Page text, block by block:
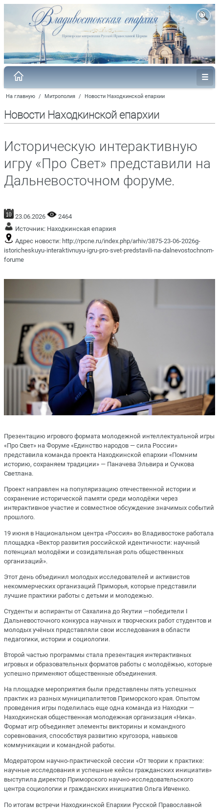
На главную / Митрополия / Новости Находкинской епархии
Новости Находкинской епархии
Историческую интерактивную
игру «Про Свет» представили на
Дальневосточном форуме.
23.06.2026
2464
Источник: Находкинская епархия
Адрес новости: http://rpcne.ru/index.php/arhiv/3875-23-06-2026g-
istoricheskuyu-interaktivnuyu-igru-pro-svet-predstavili-na-dalnevostochnom-
forume
Презентацию игрового формата молодежной интеллектуальной игры
«Про Свет» на Форуме «Единство народов — сила России»
представила команда проекта Находкинской епархии «Помним
историю, сохраняем традиции» — Паначева Эльвира и Сучкова
Светлана.
Проект направлен на популяризацию отечественной истории и
сохранение исторической памяти среди молодёжи через
интерактивное участие и совместное обсуждение значимых событий
прошлого.
19 июня в Национальном центра «Россия» во Владивостоке работала
площадка «Вектор развития российской идентичности: научный
потенциал молодёжи и созидательная роль общественных
организаций».
Этот день объединил молодых исследователей и активистов
некоммерческих организаций Приморья, которые представили
лучшие практики работы с детьми и молодежью.
Студенты и аспиранты от Сахалина до Якутии —победители I
Дальневосточного конкурса научных и творческих работ студентов и
молодых учёных представляли свои исследования в области
педагогики, истории и социологии.
Второй частью программы стала презентация интерактивных
игровых и образовательных форматов работы с молодёжью, которые
успешно применяют общественные объединения.
На площадке мероприятия были представлены пять успешных
практик из разных муниципалитетов Приморского края. Опытом
проведения игры поделилась еще одна команда из Находки —
Находкинская общественная молодежная организация «Ника».
Формат игр объединяет элементы викторины и командного
соревнования, способствуя развитию кругозора, навыков
коммуникации и командной работы.
Модератором научно-практической сессии «От теории к практике:
научные исследования и успешные кейсы гражданских инициатив»
выступила директор Приморского научно-исследовательского
центра социологии и гражданских инициатив Ольга Ивченко.
По итогам встречи Находкинской Епархии Русской Православной